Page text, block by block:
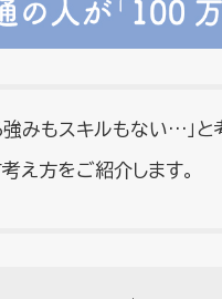
強みもスキルもない…」
え方をご紹介します。